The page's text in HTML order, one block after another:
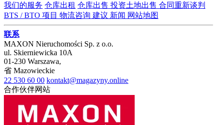
我们的服务 仓库出租 仓库出售 投资土地出售 合同重新谈判
BTS / BTO 项目 物流咨询 建议 新闻 网站地图
联系
MAXON Nieruchomości Sp. z o.o.
ul. Skierniewicka 10A
01-230 Warszawa,
省 Mazowieckie
22 530 60 00 kontakt@magazyny.online
合作伙伴网站